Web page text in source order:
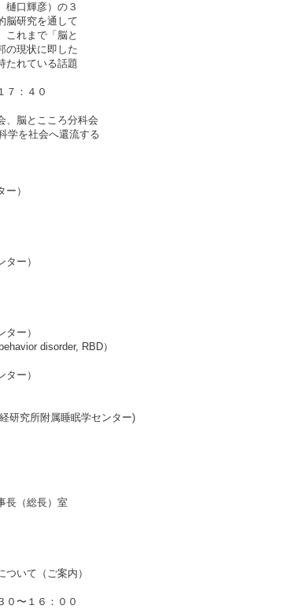
口輝彦）の３
脳研究を通して
これまで「脳と
の現状に即した
たれている話題
７：４０
、脳とこころ分科会
学を社会へ還流する
）
ー）
ー）
disorder, RBD）
ー）
研究所附属睡眠学センター)
長（総長）室
いて（ご案内）
〜１６：００